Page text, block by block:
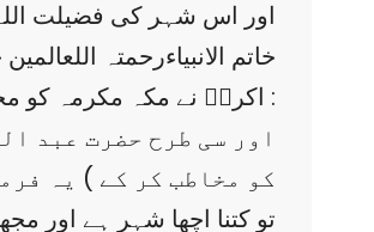
اور اس شہر کی فضیلت اللہ
خاتم الانبیاءرحمتہ
اکرمؐ نے مکہ مکرمہ کو مخاطب کر کے یوں ارشاد فرمایا :
اور سی طرح حضرت عبد
کو مخاطب کر کے ) یہ